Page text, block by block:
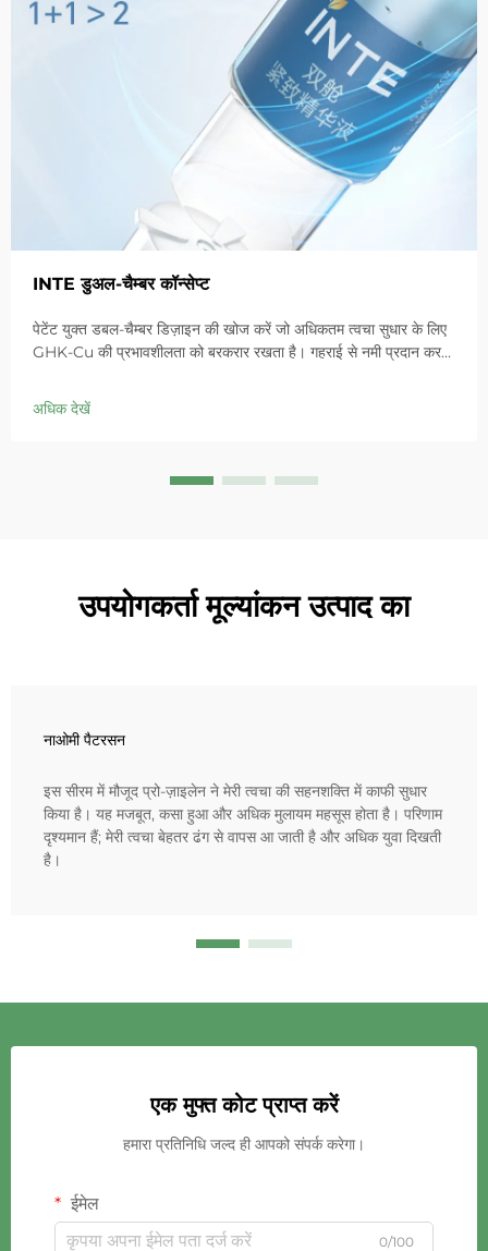
INTE डुअल-चैम्बर कॉन्सेप्ट
पेटेंट युक्त डबल-चैम्बर डिज़ाइन की खोज करें जो अधिकतम त्वचा सुधार के लिए
GHK-Cu की प्रभावशीलता को बरकरार रखता है। गहराई से नमी प्रदान करता
आज ही 'स्मॉल ब्लू चैम्बर' समाधान आजमाएं।
अधिक देखें
उपयोगकर्ता मूल्यांकन उत्पाद का
नाओमी पैटरसन
इस सीरम में मौजूद प्रो-ज़ाइलेन ने मेरी त्वचा की सहनशक्ति में काफी सुधार
किया है। यह मजबूत, कसा हुआ और अधिक मुलायम महसूस होता है। परिणाम
दृश्यमान हैं; मेरी त्वचा बेहतर ढंग से वापस आ जाती है और अधिक युवा दिखती
है।
एक मुफ्त कोट प्राप्त करें
हमारा प्रतिनिधि जल्द ही आपको संपर्क करेगा।
ईमेल
0/100